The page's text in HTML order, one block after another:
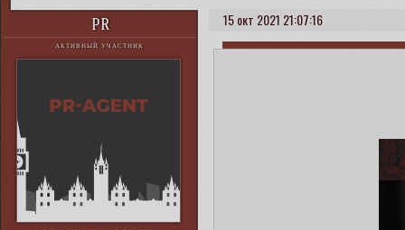
15 окт 2021 21:07:16
PR
АКТИВНЫЙ УЧАСТНИК